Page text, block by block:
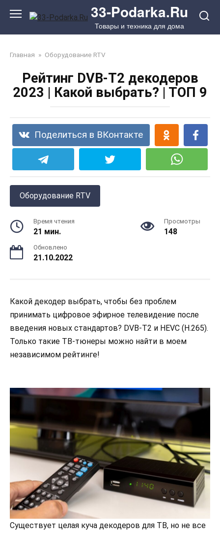
33-Podarka.Ru
Товары и техника для дома
Главная » Оборудование RTV
Рейтинг DVB-T2 декодеров
2023 | Какой выбрать? | ТОП 9
Поделиться в ВКонтакте
Оборудование RTV
Время чтения
21 мин.
Просмотры
148
Обновлено
21.10.2022
Какой декодер выбрать, чтобы без проблем
принимать цифровое эфирное телевидение после
введения новых стандартов? DVB-T2 и HEVC (H.265).
Только такие ТВ-тюнеры можно найти в моем
независимом рейтинге!
Существует целая куча декодеров для ТВ, но не все